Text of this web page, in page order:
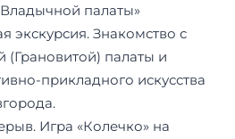
палаты»
экскурсия. Знакомство с
(Грановитой) палаты и
прикладного искусства
Игра «Колечко» на